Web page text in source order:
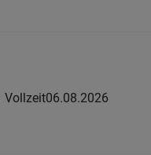
Vollzeit06.08.2026